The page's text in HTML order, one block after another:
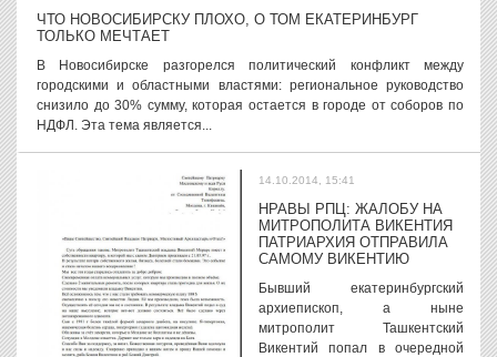
ЧТО НОВОСИБИРСКУ ПЛОХО, О ТОМ ЕКАТЕРИНБУРГ
ТОЛЬКО МЕЧТАЕТ
В Новосибирске разгорелся политический конфликт между
городскими и областными властями: региональное руководство
снизило до 30% сумму, которая остается в городе от соборов по
НДФЛ. Эта тема является...
14.10.2014, 15:41
НРАВЫ РПЦ: ЖАЛОБУ НА
МИТРОПОЛИТА ВИКЕНТИЯ
ПАТРИАРХИЯ ОТПРАВИЛА
САМОМУ ВИКЕНТИЮ
Бывший екатеринбургский
архиепископ, а ныне
митрополит Ташкентский
Викентий попал в очередной